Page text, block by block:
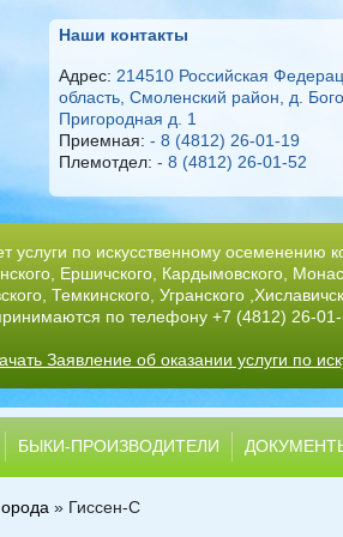
Наши контакты
Адрес: 214510 Российская
область, Смоленский район, д.
Пригородная д. 1
Приемная: - 8 (4812) 26-01-19
Племотдел: - 8 (4812) 26-01-52
по искусственному осеменению
Ершичского, Кардымовского,
Темкинского, Угранского
по телефону +7 (4812) 26-
Заявление об оказании услуги по
БЫКИ-ПРОИЗВОДИТЕЛИ
» Гиссен-С